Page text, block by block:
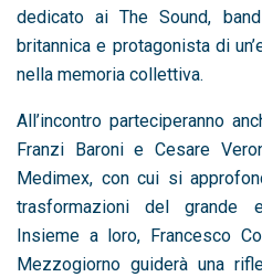
dedicato ai The Sound,
britannica e protagonista di
nella memoria collettiva.
All’incontro parteciperanno
Franzi Baroni e Cesare
Medimex, con cui si
trasformazioni del grande
Insieme a loro, Francesco
Mezzogiorno guiderà una